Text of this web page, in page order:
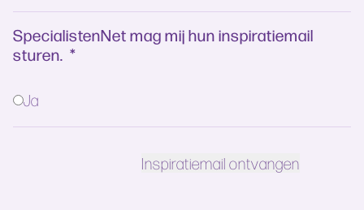
SpecialistenNet mag mij hun inspiratiemail
sturen. *
Ja